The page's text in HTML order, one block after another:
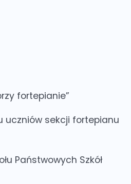
fortepianie”
uczniów sekcji fortepianu
Państwowych Szkół